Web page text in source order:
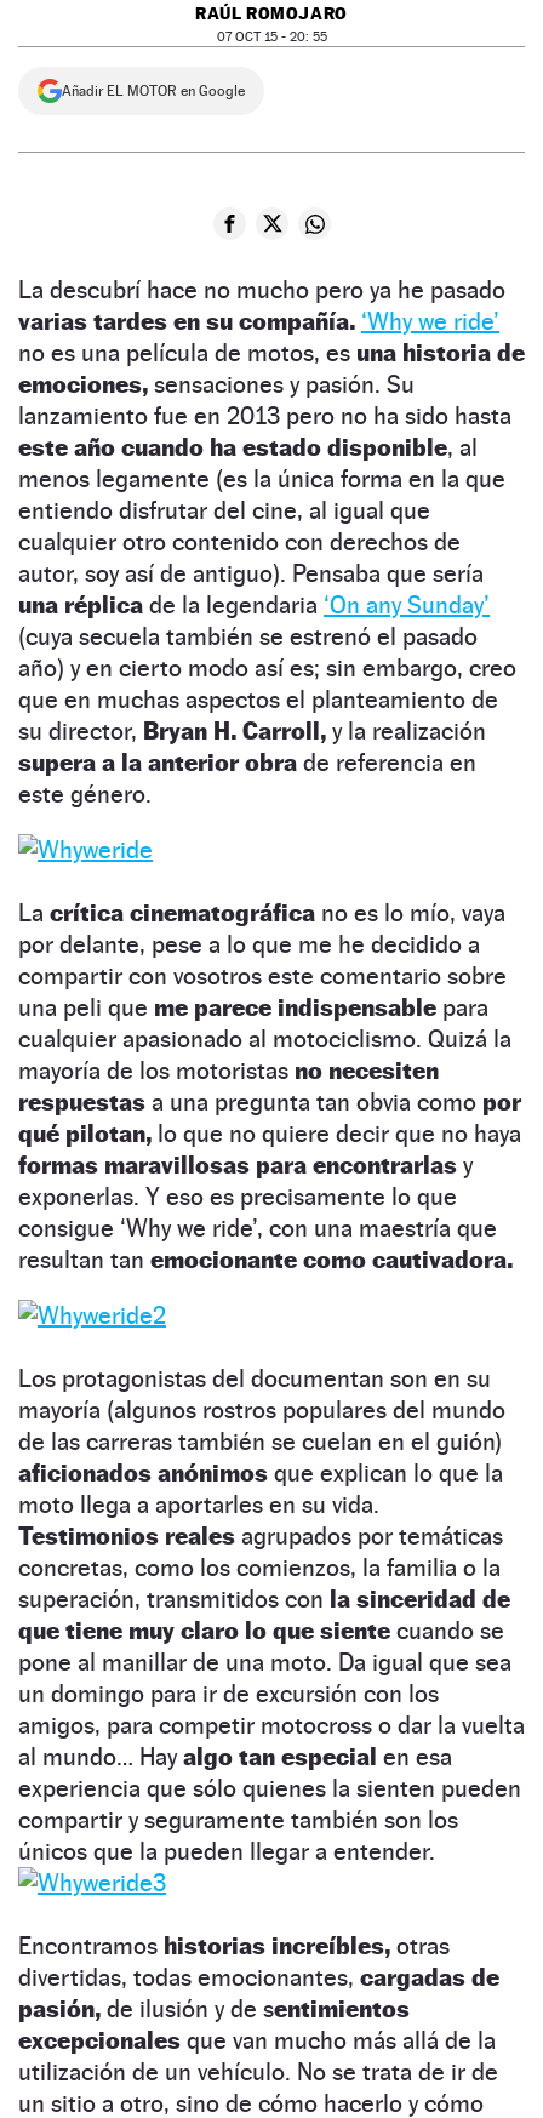
SÍGUENOS
RAÚL ROMOJARO
07 OCT 15 - 20: 55
Añadir EL MOTOR en Google
La descubrí hace no mucho pero ya he pasado
varias tardes en su compañía. ‘Why we ride’
no es una película de motos, es una historia de
emociones, sensaciones y pasión. Su
lanzamiento fue en 2013 pero no ha sido hasta
este año cuando ha estado disponible, al
menos legamente (es la única forma en la que
entiendo disfrutar del cine, al igual que
cualquier otro contenido con derechos de
autor, soy así de antiguo). Pensaba que sería
una réplica de la legendaria ‘On any Sunday’
(cuya secuela también se estrenó el pasado
año) y en cierto modo así es; sin embargo, creo
que en muchas aspectos el planteamiento de
su director, Bryan H. Carroll, y la realización
supera a la anterior obra de referencia en
este género.
La crítica cinematográfica no es lo mío, vaya
por delante, pese a lo que me he decidido a
compartir con vosotros este comentario sobre
una peli que me parece indispensable para
cualquier apasionado al motociclismo. Quizá la
mayoría de los motoristas no necesiten
respuestas a una pregunta tan obvia como por
qué pilotan, lo que no quiere decir que no haya
formas maravillosas para encontrarlas y
exponerlas. Y eso es precisamente lo que
consigue ‘Why we ride’, con una maestría que
resultan tan emocionante como cautivadora.
Los protagonistas del documentan son en su
mayoría (algunos rostros populares del mundo
de las carreras también se cuelan en el guión)
aficionados anónimos que explican lo que la
moto llega a aportarles en su vida.
Testimonios reales agrupados por temáticas
concretas, como los comienzos, la familia o la
superación, transmitidos con la sinceridad de
que tiene muy claro lo que siente cuando se
pone al manillar de una moto. Da igual que sea
un domingo para ir de excursión con los
amigos, para competir motocross o dar la vuelta
al mundo… Hayalgo tan especial en esa
experiencia que sólo quienes la sienten pueden
compartir y seguramente también son los
únicos que la pueden llegar a entender.
Encontramos historias increíbles, otras
divertidas, todas emocionantes, cargadas de
pasión, de ilusión y de sentimientos
excepcionales que van mucho más allá de la
utilización de un vehículo. No se trata de ir de
un sitio a otro, sino de cómo hacerlo y cómo